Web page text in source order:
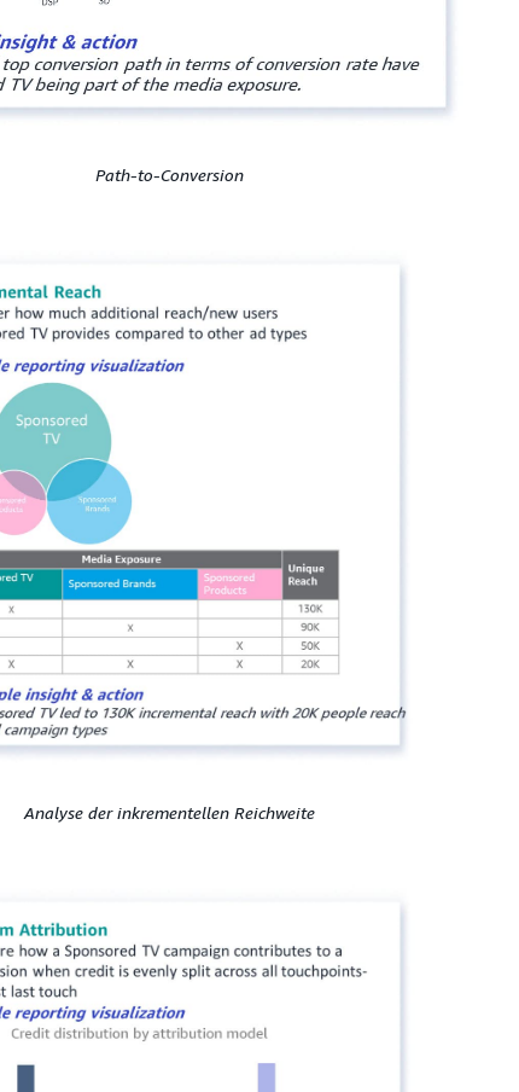
Path-to-Conversion
Analyse der inkrementellen Reichweite